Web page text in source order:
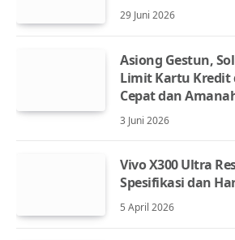
29 Juni 2026
Asiong Gestun,
Limit Kartu Kredit
Cepat dan
3 Juni 2026
Vivo X300 Ultra
Spesifikasi dan
5 April 2026